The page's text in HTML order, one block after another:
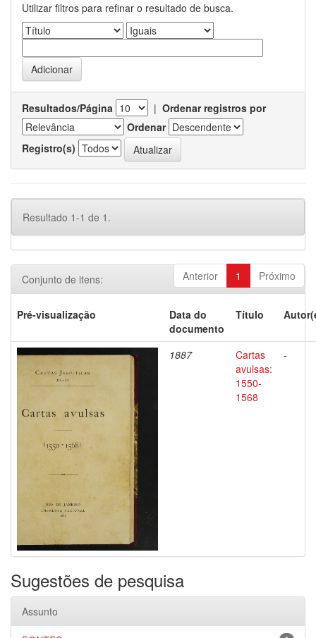
Utilizar filtros para refinar o resultado de busca.
Resultados/Página | Ordenar registros por
Ordenar
Registro(s)
Resultado 1-1 de 1.
Anterior 1 Próximo
Conjunto de itens:
Pré-visualização
Data do
documento
Título
1887
Cartas
avulsas:
1550-
1568
-
Sugestões de pesquisa
Assunto